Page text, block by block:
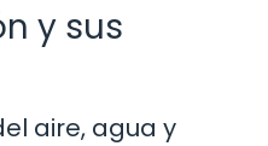
y sus
aire, agua y